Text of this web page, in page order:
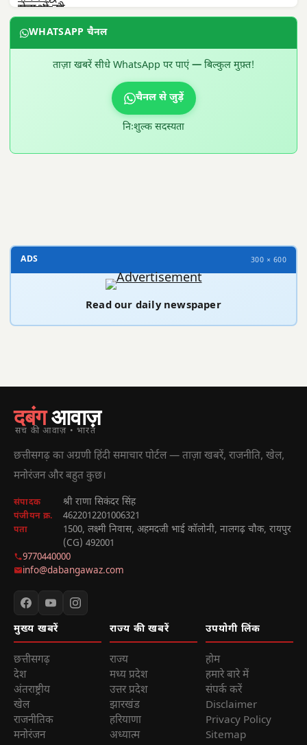
WHATSAPP चैनल
ताज़ा खबरें सीधे WhatsApp पर पाएं — बिल्कुल मुफ़्त!
चैनल से जुड़ें
निःशुल्क सदस्यता
ADS 300 × 600
Read our daily newspaper
दबंगआवाज़
सच की आवाज़ • भारत
छत्तीसगढ़ का अग्रणी हिंदी समाचार पोर्टल — ताज़ा खबरें, राजनीति, खेल,
मनोरंजन और बहुत कुछ।
संपादक श्री राणा सिकंदर सिंह
पंजीयन क्र. 4622012201006321
पता
1500, लक्ष्मी निवास, अहमदजी भाई कॉलोनी, नालगढ़ चौक, रायपुर
(CG) 492001
9770440000
info@dabangawaz.com
मुख्य खबरें
छत्तीसगढ़
देश
अंतराष्ट्रीय
खेल
राजनीतिक
मनोरंजन
राज्य की खबरें
राज्य
मध्य प्रदेश
उत्तर प्रदेश
झारखंड
हरियाणा
अध्यात्म
उपयोगी लिंक
होम
हमारे बारे में
संपर्क करें
Disclaimer
Privacy Policy
Sitemap